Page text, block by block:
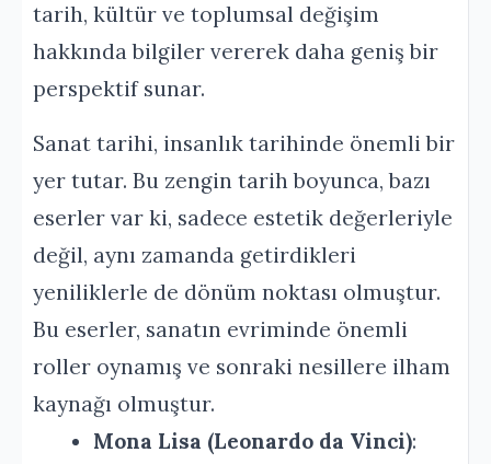
tarih, kültür ve toplumsal değişim
hakkında bilgiler vererek daha geniş bir
perspektif sunar.
Sanat tarihi, insanlık tarihinde önemli bir
yer tutar. Bu zengin tarih boyunca, bazı
eserler var ki, sadece estetik değerleriyle
değil, aynı zamanda getirdikleri
yeniliklerle de dönüm noktası olmuştur.
Bu eserler, sanatın evriminde önemli
roller oynamış ve sonraki nesillere ilham
kaynağı olmuştur.
Mona Lisa (Leonardo da Vinci):